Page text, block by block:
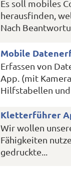
Es soll mobiles
herausfinden,
Nach
Mobile
Erfassen von
App. (mit
Hilfstabellen und
Kletterführer
Wir wollen
Fähigkeiten
gedruckte...